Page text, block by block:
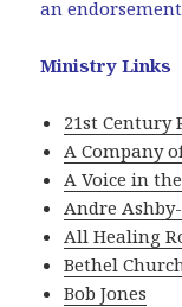
an
Ministry Links
21st Century
A Company
A Voice in
Andre
All Healing
Bethel
Bob Jones